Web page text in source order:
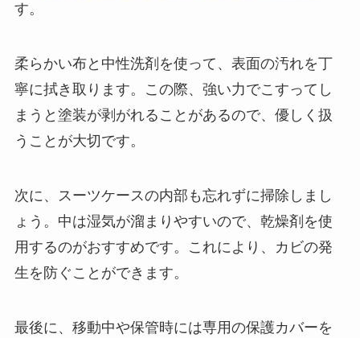
す。
柔らかい布と中性洗剤を使って、表面の汚れを丁
寧に拭き取ります。この際、強い力でこすってし
まうと塗装が剥がれることがあるので、優しく扱
うことが大切です。
次に、スーツケースの内部も忘れずに掃除しまし
ょう。中は湿気が溜まりやすいので、乾燥剤を使
用するのがおすすめです。これにより、カビの発
生を防ぐことができます。
最後に、移動中や保管時には専用の保護カバーを